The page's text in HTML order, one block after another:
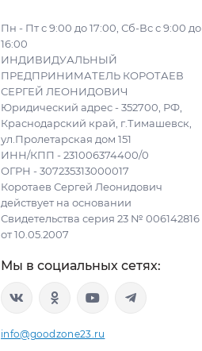
Пн - Пт с 9:00 до 17:00, Сб-Вс с 9:00 до
16:00
ИНДИВИДУАЛЬНЫЙ
ПРЕДПРИНИМАТЕЛЬ КОРОТАЕВ
СЕРГЕЙ ЛЕОНИДОВИЧ
Юридический адрес - 352700, РФ,
Краснодарский край, г.Тимашевск,
ул.Пролетарская дом 151
ИНН/КПП - 231006374400/0
ОГРН - 307235313000017
Коротаев Сергей Леонидович
действует на основании
Свидетельства серия 23 № 006142816
от 10.05.2007
Мы в социальных сетях:
info@goodzone23.ru